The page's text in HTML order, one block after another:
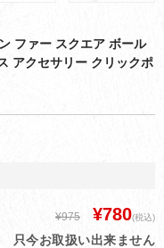
ファー スクエア ボール
アクセサリー クリックポ
¥975 ¥780(税込)
只今お取扱い出来ません